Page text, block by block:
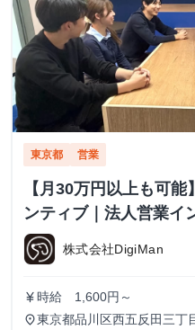
東京都 営業
【月30万円以上も可
ンティブ｜法人営業イ
株式会社DigiMan
currency_yen 時給 1,600円～
place東京都品川区西五反田三丁